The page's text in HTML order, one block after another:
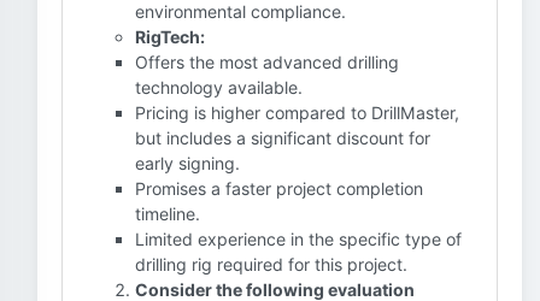
environmental compliance.
RigTech:
Offers the most advanced drilling
technology available.
Pricing is higher compared to DrillMaster,
but includes a significant discount for
early signing.
Promises a faster project completion
timeline.
Limited experience in the specific type of
drilling rig required for this project.
Consider the following evaluation